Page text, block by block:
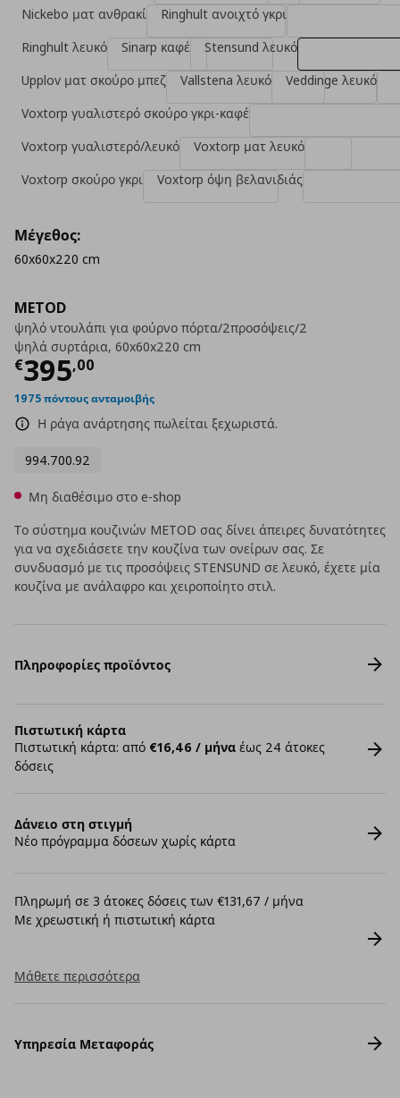
METOD
ψηλό ντουλάπι για φούρνο πόρτα/2προσόψεις/2
ψηλά συρτάρια, 60x60x220 cm
€395,00
Τρέχουσα τιμή
1975 πόντους ανταμοιβής
Η ράγα ανάρτησης πωλείται ξεχωριστά.
994.700.92
Nickebo ματ ανθρακί
Ringhult ανοιχτό γκρι
Ringhult λευκό
Sinarp καφέ
Stensund λευκό
Upplov ματ σκούρο μπεζ
Vallstena λευκό
Veddinge λευκό
Voxtorp γυαλιστερό σκούρο γκρι-καφέ
Voxtorp γυαλιστερό/λευκό
Voxtorp ματ λευκό
Voxtorp σκούρο γκρι
Voxtorp όψη βελανιδιάς
Μέγεθος:
60x60x220 cm
Μη διαθέσιμο στο e-shop
Το σύστημα κουζινών METOD σας δίνει άπειρες δυνατότητες
για να σχεδιάσετε την κουζίνα των ονείρων σας. Σε
συνδυασμό με τις προσόψεις STENSUND σε λευκό, έχετε μία
κουζίνα με ανάλαφρο και χειροποίητο στιλ.
Πληροφορίες προϊόντος
Πιστωτική κάρτα
Πιστωτική κάρτα: από €16,46 / μήνα έως 24 άτοκες
δόσεις
Δάνειο στη στιγμή
Νέο πρόγραμμα δόσεων χωρίς κάρτα
Πληρωμή σε 3 άτοκες δόσεις των €131,67 / μήνα
Με χρεωστική ή πιστωτική κάρτα
Μάθετε περισσότερα
Υπηρεσία Μεταφοράς